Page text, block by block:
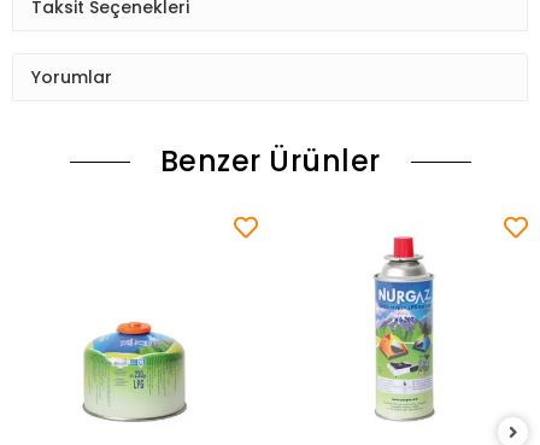
Taksit Seçenekleri
Yorumlar
Benzer Ürünler